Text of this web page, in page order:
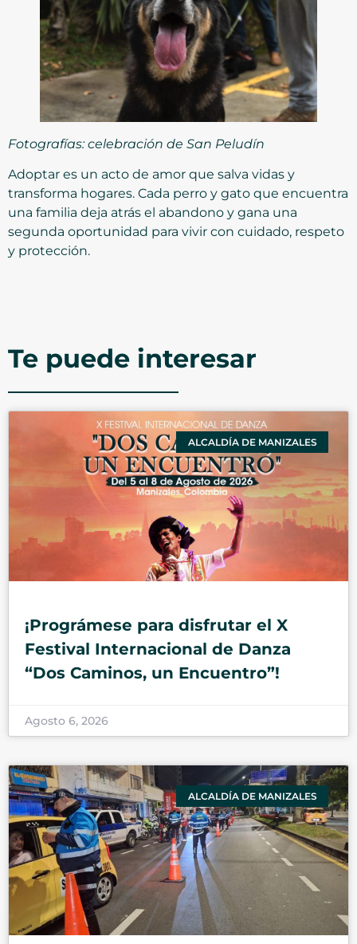
Fotografías: celebración de San Peludín
Adoptar es un acto de amor que salva vidas y
transforma hogares. Cada perro y gato que encuentra
una familia deja atrás el abandono y gana una
segunda oportunidad para vivir con cuidado, respeto
y protección.
Te puede interesar
ALCALDÍA DE MANIZALES
¡Prográmese para disfrutar el X
Festival Internacional de Danza
“Dos Caminos, un Encuentro”!
Agosto 6, 2026
ALCALDÍA DE MANIZALES